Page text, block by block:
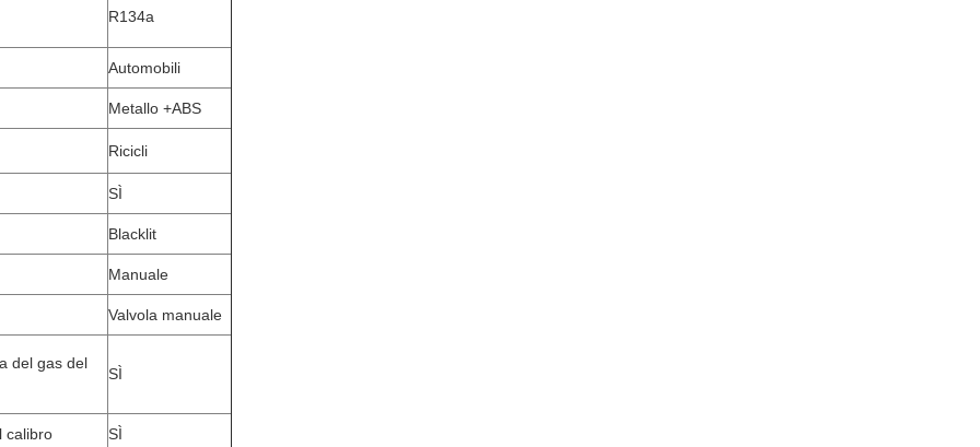
R134a
Automobili
Metallo +ABS
Ricicli
SÌ
Blacklit
Manuale
Valvola manuale
del gas del
SÌ
calibro SÌ